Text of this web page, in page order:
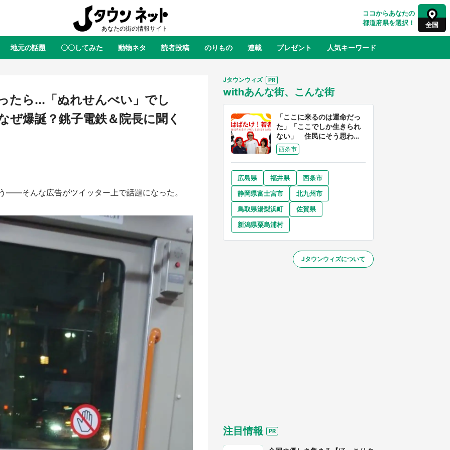
ココからあなたの
都道府県を選択！
全国
全国 全国
東北 青森 岩手 山形 福島
関東 茨城 栃木 群馬 千葉 東京 神奈川
奈良 和歌山
中国 鳥取 島根 岡山 山口
四国 徳島 香川 愛媛
九州 福岡 佐賀 長崎 大分 宮崎
地元の話題 〇〇してみた 動物ネタ 読者投稿 のりもの 連載 プレゼント 人気キーワード
絶景 あの時はありがとう 物語がはじまる町へ ふるさと納税
されてます【7／31～1／31】
『薬屋のひとりごと』の〝舞〟の世界
ラボ、本邦初公開の「猫猫像」も【8
／1～10／26】
日向翔陽＆影山飛雄が笹かまを食べ
る！ アニメ『ハイキュー！！』×老
舗「鐘崎」コラボで限定グッズも【8
／1～31】
もっとみる
たら...「ぬれせんべい」でし
爆誕？銚子電鉄＆院長に聞く
――そんな広告がツイッター上で話題になった。
Jタウンウィズ
withあんな街、こんな街
「ここに来るのは運命だっ
た」「ここでしか生きられ
ない」 住民にそう思わせ
る離島「粟島」の魅力【移
住婚受付中】
西条市
広島県 福井県
西条市
静岡県富士宮市
北九州市
鳥取県湯梨浜町
佐賀県
新潟県粟島浦村
Jタウンウィズについて
注目情報